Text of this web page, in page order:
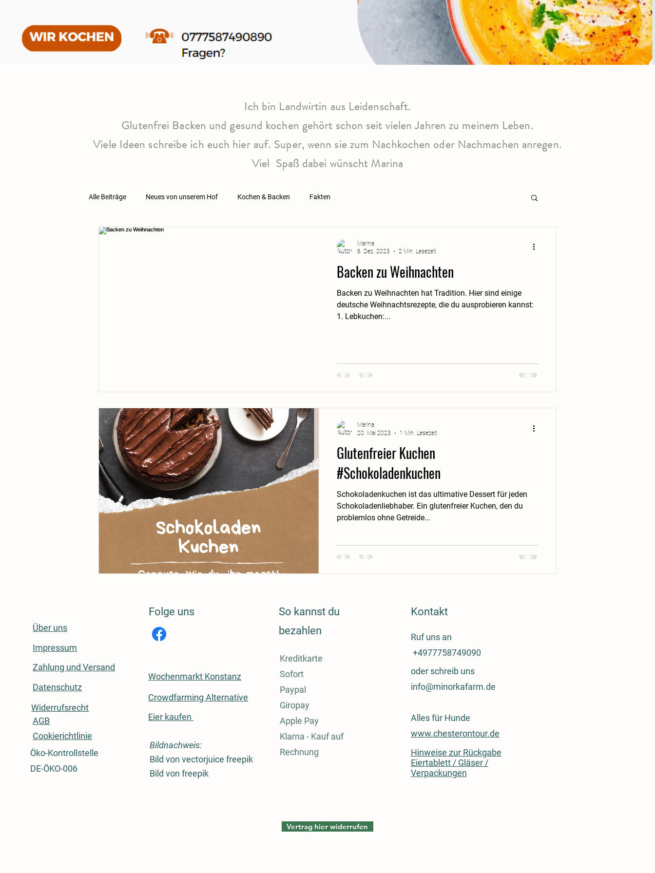
Ich bin Landwirtin aus Leidenschaft.
Glutenfrei Backen und gesund kochen gehört schon seit vielen Jahren zu meinem Leben.
Viele Ideen schreibe ich euch hier auf. Super, wenn sie zum Nachkochen oder Nachmachen anregen.
Viel Spaß dabei wünscht Marina
Alle Beiträge Neues von unserem Hof Kochen & Backen Fakten
Backen zu Weihnachten
Backen zu Weihnachten hat Tradition. Hier sind einige
deutsche Weihnachtsrezepte, die du ausprobieren kannst:
1. Lebkuchen:...
Marina
6. Dez. 2023
2 Min. Lesezeit
Glutenfreier Kuchen
#Schokoladenkuchen
Schokoladenkuchen ist das ultimative Dessert für jeden
Schokoladenliebhaber. Ein glutenfreier Kuchen, den du
problemlos ohne Getreide...
Marina
20. Mai 2023
1 Min. Lesezeit
Über uns
Impressum
Zahlung und Versand
Datenschutz
Widerrufsrecht
AGB
Cookierichtlinie
Öko-Kontrollstelle
DE-ÖKO-006
Folge uns
Wochenmarkt Konstanz
Crowdfarming Alternative
Eier kaufen
Bildnachweis:
Bild von vectorjuice freepik
Bild von freepik
Kreditkarte
Sofort
Paypal
Giropay
Apple Pay
Klarna - Kauf auf
Rechnung
So kannst du
bezahlen
Vertrag hier widerrufen
Kontakt
Ruf uns an
+4977758749090
oder schreib uns
info@minorkafarm.de
Alles für Hunde
www.chesterontour.de
Hinweise zur Rückgabe
Eiertablett / Gläser /
Verpackungen